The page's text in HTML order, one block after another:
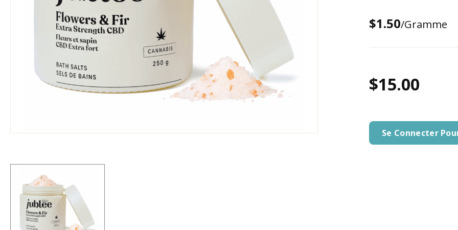
$1.50/Gramme
$15.00
Se Connecter